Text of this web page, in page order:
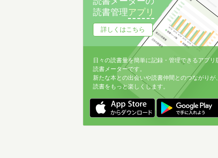
読書管理アプリ
詳しくはこちら
日々の読書量を簡単に記録・管理できるアプリ
読書メーターです。
新たな本との出会いや読書仲間とのつながりが
読書をもっと楽しくします。